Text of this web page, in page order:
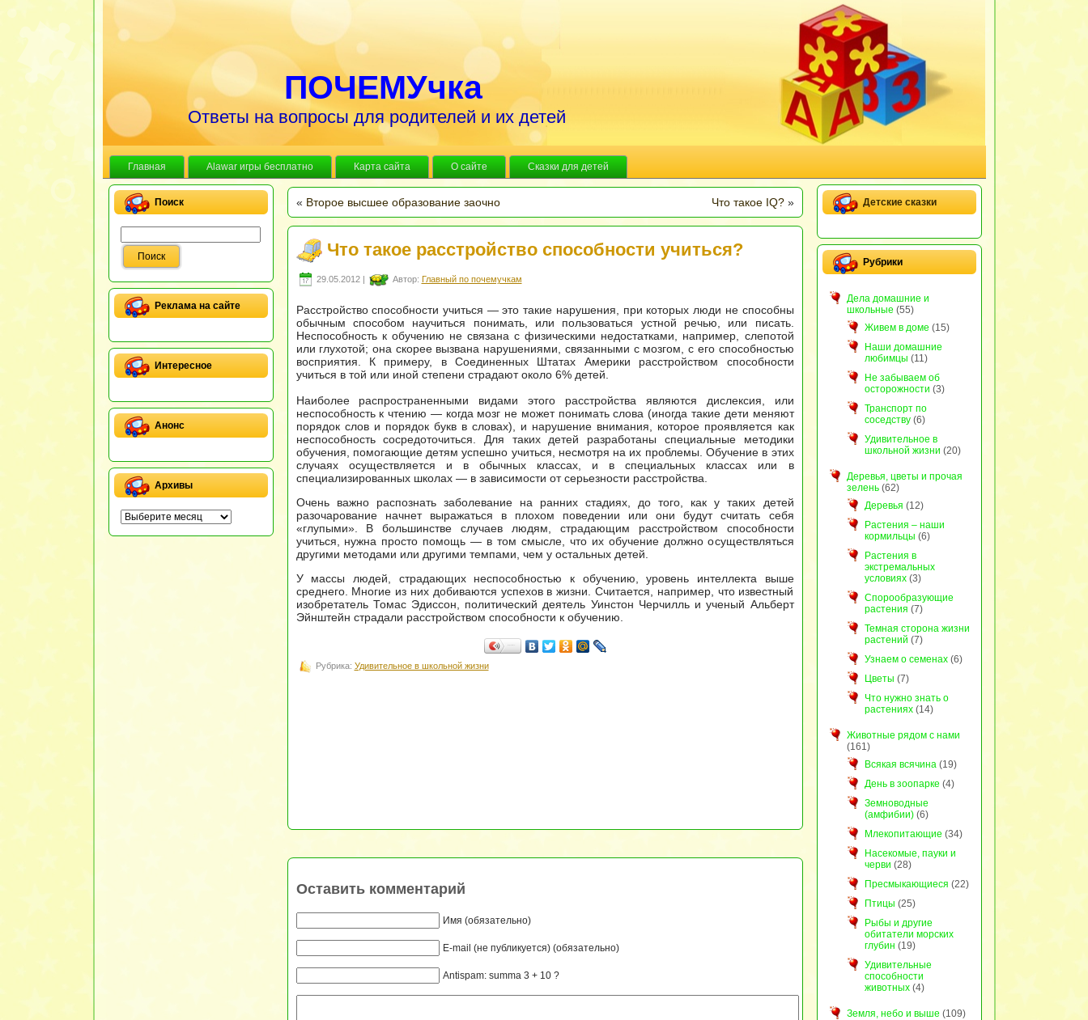
ПОЧЕМУчка
Ответы на вопросы для родителей и их детей
Главная Alawar игры бесплатно Карта сайта О сайте Сказки для детей
Поиск
Реклама на сайте
Интересное
Анонс
Архивы
« Второе высшее образование заочно Что такое IQ?»
Что такое расстройство способности учиться?
29.05.2012 | Автор: Главный по почемучкам
Расстройство способности учиться — это такие нарушения, при которых люди не способны
обычным способом научиться понимать, или пользоваться устной речью, или писать.
Неспособность к обучению не связана с физическими недостатками, например, слепотой
или глухотой; она скорее вызвана нарушениями, связанными с мозгом, с его способностью
восприятия. К примеру, в Соединенных Штатах Америки расстройством способности
учиться в той или иной степени страдают около 6% детей.
Наиболее распространенными видами этого расстройства являются дислексия, или
неспособность к чтению — когда мозг не может понимать слова (иногда такие дети меняют
порядок слов и порядок букв в словах), и нарушение внимания, которое проявляется как
неспособность сосредоточиться. Для таких детей разработаны специальные методики
обучения, помогающие детям успешно учиться, несмотря на их проблемы. Обучение в этих
случаях осуществляется и в обычных классах, и в специальных классах или в
специализированных школах — в зависимости от серьезности расстройства.
Очень важно распознать заболевание на ранних стадиях, до того, как у таких детей
разочарование начнет выражаться в плохом поведении или они будут считать себя
«глупыми». В большинстве случаев людям, страдающим расстройством способности
учиться, нужна просто помощь — в том смысле, что их обучение должно осуществляться
другими методами или другими темпами, чем у остальных детей.
У массы людей, страдающих неспособностью к обучению, уровень интеллекта выше
среднего. Многие из них добиваются успехов в жизни. Считается, например, что известный
изобретатель Томас Эдиссон, политический деятель Уинстон Черчилль и ученый Альберт
Эйнштейн страдали расстройством способности к обучению.
Рубрика: Удивительное в школьной жизни
Оставить комментарий
Имя (обязательно)
E-mail (не публикуется) (обязательно)
Antispam: summa 3 + 10 ?
Детские сказки
Рубрики
Дела домашние и
школьные (55)
Живем в доме (15)
Наши домашние
любимцы (11)
Не забываем об
осторожности (3)
Транспорт по
соседству(6)
Удивительное в
школьной жизни (20)
Деревья, цветы и прочая
зелень(62)
Деревья (12)
Растения – наши
кормильцы (6)
Растения в
экстремальных
условиях(3)
Спорообразующие
растения (7)
Темная сторона жизни
растений (7)
Узнаем о семенах(6)
Цветы (7)
Что нужно знать о
растениях(14)
Животные рядом с нами
(161)
Всякая всячина(19)
День в зоопарке (4)
Земноводные
(амфибии)(6)
Млекопитающие (34)
Насекомые, пауки и
черви (28)
Пресмыкающиеся (22)
Птицы (25)
Рыбы и другие
обитатели морских
глубин (19)
Удивительные
способности
животных(4)
Земля, небо и выше (109)